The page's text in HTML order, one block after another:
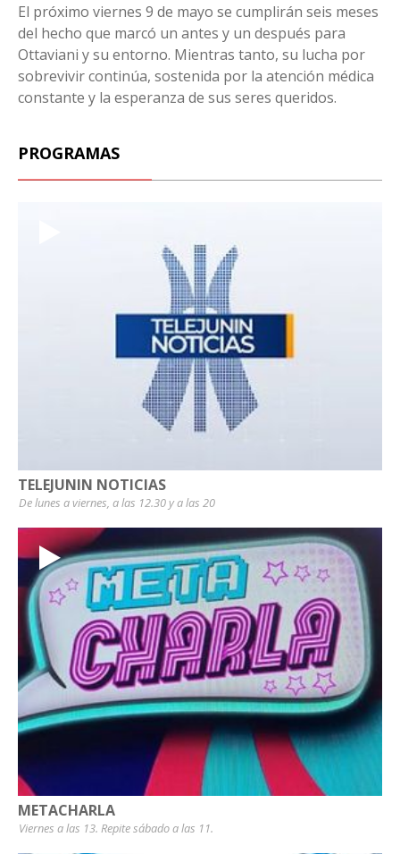
El próximo viernes 9 de mayo se cumplirán seis meses
del hecho que marcó un antes y un después para
Ottaviani y su entorno. Mientras tanto, su lucha por
sobrevivir continúa, sostenida por la atención médica
constante y la esperanza de sus seres queridos.
PROGRAMAS
TELEJUNIN NOTICIAS
De lunes a viernes, a las 12.30 y a las 20
METACHARLA
Viernes a las 13. Repite sábado a las 11.